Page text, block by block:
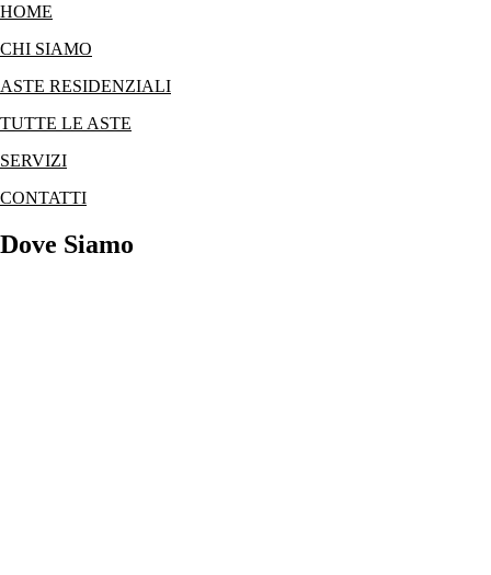
HOME
CHI SIAMO
ASTE RESIDENZIALI
TUTTE LE ASTE
SERVIZI
CONTATTI
Dove Siamo